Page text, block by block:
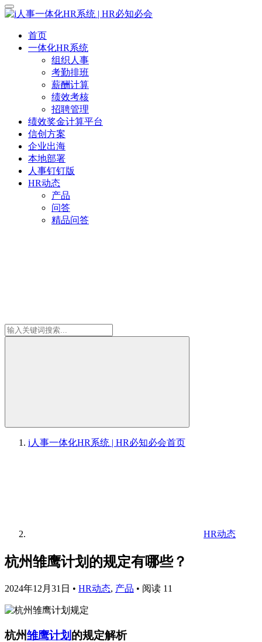
首页
一体化HR系统
组织人事
考勤排班
薪酬计算
绩效考核
招聘管理
绩效奖金计算平台
信创方案
企业出海
本地部署
人事钉钉版
HR动态
产品
问答
精品问答
i人事一体化HR系统 | HR必知必会首页
HR动态
杭州雏鹰计划的规定有哪些？
2024年12月31日 • HR动态, 产品 • 阅读 11
杭州雏鹰计划 的规定解析